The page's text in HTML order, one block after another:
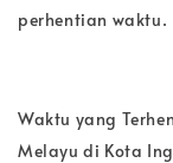
perhentian waktu.
Waktu yang
Melayu di Kota